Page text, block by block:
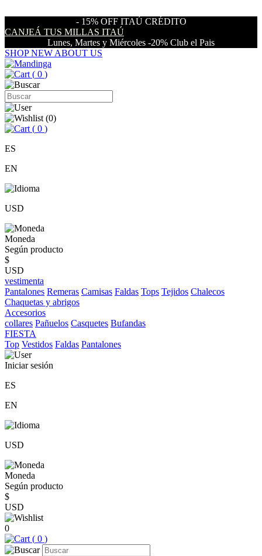
- 15% OFF ITAÚ CRÉDITO
CANJEÁ TUS MILLAS ITAÚ
Lunes, Martes y Miércoles -20% Club el Pais
SHOP NEW ABOUT US
( 0 )
(0)
( 0 )
ES
EN
USD
Moneda
Según producto
$
USD
vestimenta
Pantalones Remeras Camisas Faldas Tops Tejidos Chalecos
Chaquetas y abrigos
Accesorios
collares Pañuelos Casquetes Bufandas
FIESTA
Top Vestidos Faldas Pantalones
Iniciar sesión
ES
EN
USD
Moneda
Según producto
$
USD
0
( 0 )